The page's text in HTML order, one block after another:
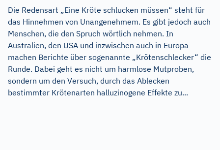
Die Redensart „Eine Kröte schlucken müssen“ steht für
das Hinnehmen von Unangenehmem. Es gibt jedoch auch
Menschen, die den Spruch wörtlich nehmen. In
Australien, den USA und inzwischen auch in Europa
machen Berichte über sogenannte „Krötenschlecker“ die
Runde. Dabei geht es nicht um harmlose Mutproben,
sondern um den Versuch, durch das Ablecken
bestimmter Krötenarten halluzinogene Effekte zu...